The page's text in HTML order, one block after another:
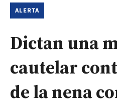
ALERTA
Dictan una
cautelar
de la nena